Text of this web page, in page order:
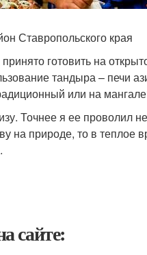
Ставропольского края
готовить на
тандыра – печи
или на
Точнее я ее проволил
на природе, то в теплое
сайте: